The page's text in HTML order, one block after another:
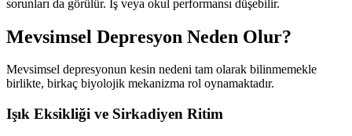
sorunları da görülür. İş veya okul performansı düşebilir.
Mevsimsel Depresyon Neden Olur?
Mevsimsel depresyonun kesin nedeni tam olarak bilinmemekle
birlikte, birkaç biyolojik mekanizma rol oynamaktadır.
Işık Eksikliği ve Sirkadiyen Ritim